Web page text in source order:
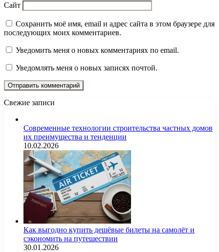
Сайт
Сохранить моё имя, email и адрес сайта в этом браузере для
последующих моих комментариев.
Уведомить меня о новых комментариях по email.
Уведомлять меня о новых записях почтой.
Свежие записи
Современные технологии строительства частных домов
их преимущества и тенденции
10.02.2026
Как выгодно купить дешёвые билеты на самолёт и
сэкономить на путешествии
30.01.2026